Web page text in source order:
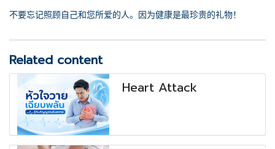
不要忘记照顾自己和您所爱的人。因为健康是最珍贵的礼物！
Related content
Heart Attack